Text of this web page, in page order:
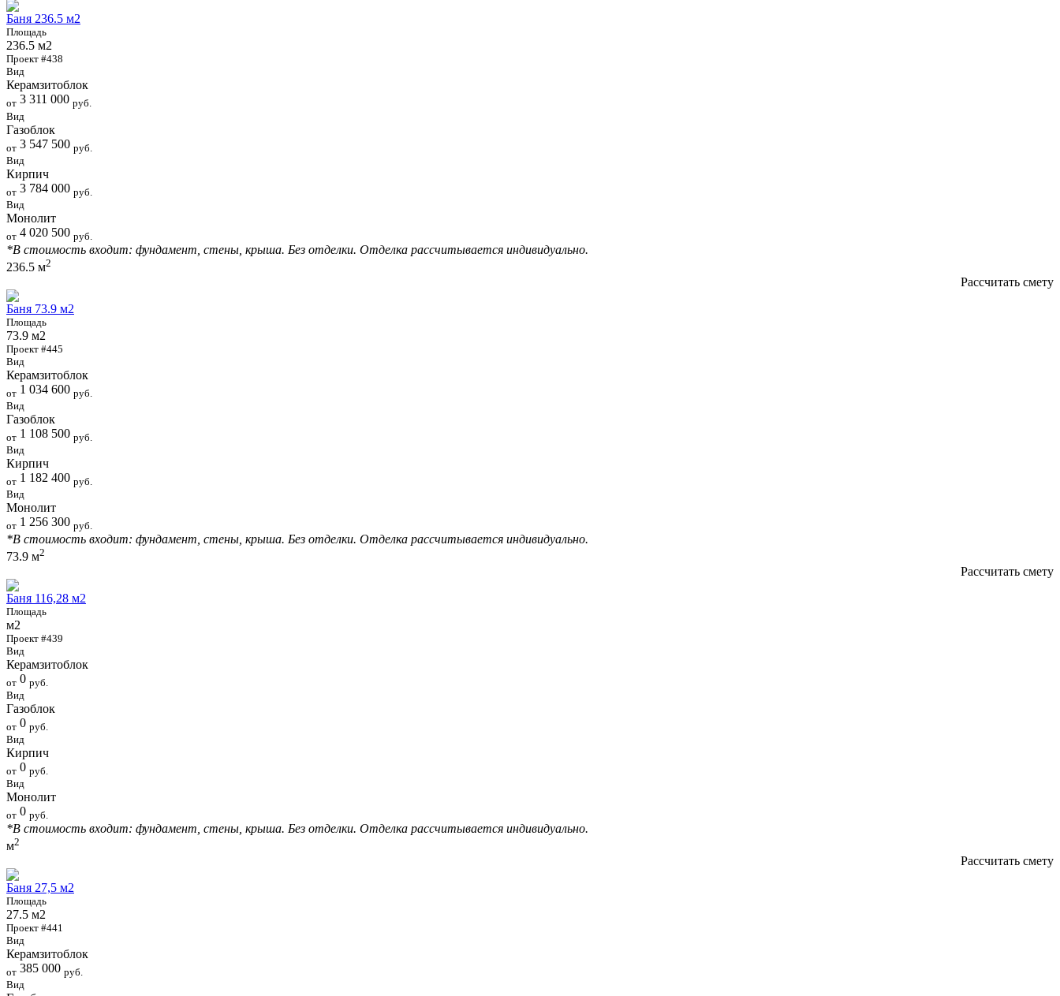
Баня 236.5 м2
Площадь
236.5 м2
Проект #438
Вид
Керамзитоблок
от 3 311 000 руб.
Вид
Газоблок
от 3 547 500 руб.
Вид
Кирпич
от 3 784 000 руб.
Вид
Монолит
от 4 020 500 руб.
*В стоимость входит: фундамент, стены, крыша. Без отделки. Отделка рассчитывается индивидуально.
236.5 м2
Рассчитать смету
Баня 73.9 м2
Площадь
73.9 м2
Проект #445
Вид
Керамзитоблок
от 1 034 600 руб.
Вид
Газоблок
от 1 108 500 руб.
Вид
Кирпич
от 1 182 400 руб.
Вид
Монолит
от 1 256 300 руб.
*В стоимость входит: фундамент, стены, крыша. Без отделки. Отделка рассчитывается индивидуально.
73.9 м2
Рассчитать смету
Баня 116,28 м2
Площадь
м2
Проект #439
Вид
Керамзитоблок
от 0 руб.
Вид
Газоблок
от 0 руб.
Вид
Кирпич
от 0 руб.
Вид
Монолит
от 0 руб.
*В стоимость входит: фундамент, стены, крыша. Без отделки. Отделка рассчитывается индивидуально.
м2
Рассчитать смету
Баня 27,5 м2
Площадь
27.5 м2
Проект #441
Вид
Керамзитоблок
от 385 000 руб.
Вид